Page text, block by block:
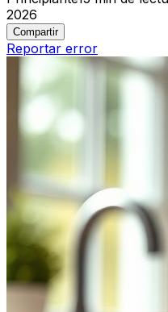
2026
Compartir
Reportar error